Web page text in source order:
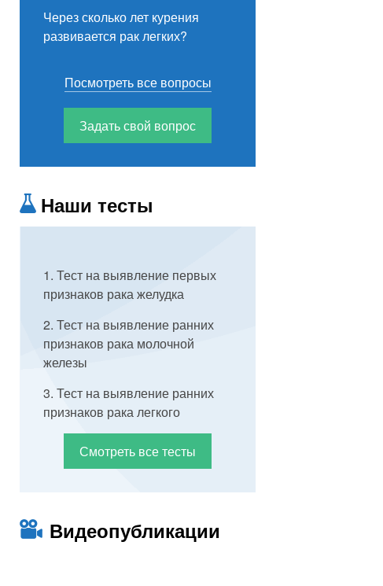
Через сколько лет курения
развивается рак легких?
Посмотреть все вопросы
Задать свой вопрос
Наши тесты
1. Тест на выявление первых
признаков рака желудка
2. Тест на выявление ранних
признаков рака молочной
железы
3. Тест на выявление ранних
признаков рака легкого
Смотреть все тесты
Видеопубликации